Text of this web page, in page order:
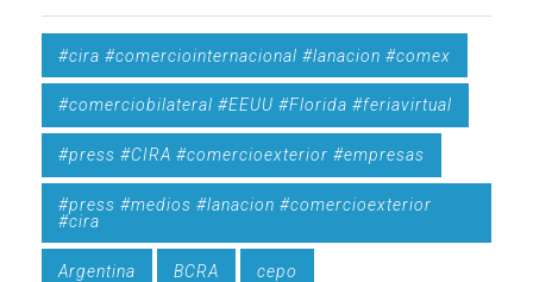
#cira #comerciointernacional #lanacion #comex
#comerciobilateral #EEUU #Florida #feriavirtual
#press #CIRA #comercioexterior #empresas
#press #medios #lanacion #comercioexterior
#cira
Argentina BCRA cepo